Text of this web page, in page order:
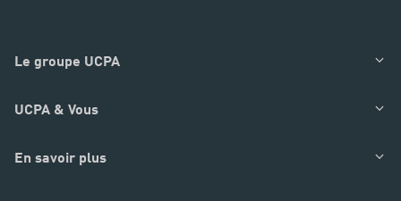
Le groupe UCPA
UCPA & Vous
En savoir plus